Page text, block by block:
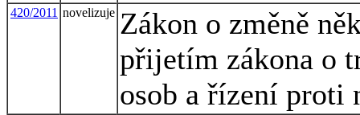
420/2011 novelizuje Zákon o změně
přijetím zákona o
osob a řízení proti